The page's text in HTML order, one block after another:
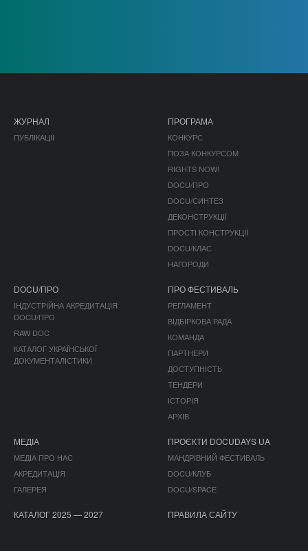
ЖУРНАЛ
ПУБЛІКАЦІЇ
ПРОГРАМА
КОНКУРС
ПОЗА КОНКУРСОМ
RIGHTS NOW!
DOCU/ПРО
DOCU/СИНТЕЗ
ДЕКОНСТРУКЦІЇ
ПРОСТІ КОНСТРУКЦІЇ
DOCU/КЛАС
НАГОРОДИ
DOCU/ПРО
ІНДУСТРІЙНА АКРЕДИТАЦІЯ
DOCU/ПРО
RAW DOC
КАТАЛОГ УКРАЇНСЬКОЇ
ДОКУМЕНТАЛІСТИКИ
ПРО ФЕСТИВАЛЬ
РЕГЛАМЕНТ
ВІДБІРКОВА РАДА
КОМАНДА
ПАРТНЕРИ
ДОСТУПНІСТЬ
ТЕНДЕРИ
ІСТОРІЯ
АРХІВ
МЕДІА
МЕДІА ПРО НАС
АКРЕДИТАЦІЯ
ГАЛЕРЕЯ
ПРОЄКТИ DOCUDAYS UA
МАНДРІВНИЙ ФЕСТИВАЛЬ
DOCU/КЛУБ
DOCU/SPACE
КАТАЛОГ 2025 — 2027 ПРАВИЛА САЙТУ